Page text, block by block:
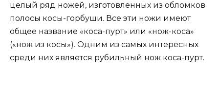
целый ряд ножей, изготовленных из обломков
полосы косы-горбуши. Все эти ножи имеют
общее название «коса-пурт» или «нож-коса»
(«нож из косы»). Одним из самых интересных
среди них является рубильный нож коса-пурт.